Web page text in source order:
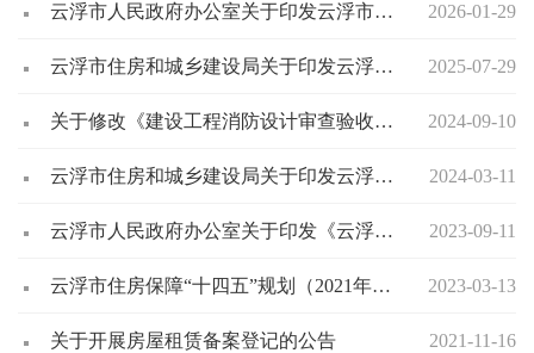
云浮市人民政府办公室关于印发云浮市加快发展保障性租赁住房实施意见的通知 2026-01-29
云浮市住房和城乡建设局关于印发云浮市保障性租赁住房项目认定办法的通知(云建保〔2023〕3号) 2025-07-29
关于修改《建设工程消防设计审查验收管理暂行规定》的决定 2024-09-10
云浮市住房和城乡建设局关于印发云浮市保障性租赁住房项目认定办法的通知 2024-03-11
云浮市人民政府办公室关于印发《云浮市公共租赁住房管理办法》的通知 2023-09-11
云浮市住房保障“十四五”规划（2021年——2025年） 2023-03-13
关于开展房屋租赁备案登记的公告 2021-11-16